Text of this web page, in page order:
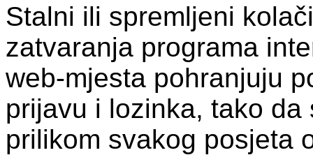
Stalni ili spremljeni
zatvaranja programa
web-mjesta pohranjuju
prijavu i lozinka, tako
prilikom svakog posjeta